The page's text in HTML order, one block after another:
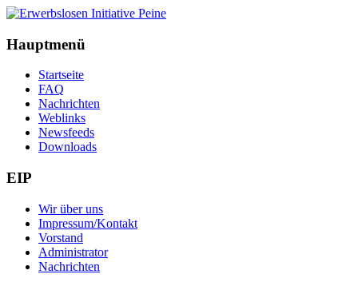
Hauptmenü
Startseite
FAQ
Nachrichten
Weblinks
Newsfeeds
Downloads
EIP
Wir über uns
Impressum/Kontakt
Vorstand
Administrator
Nachrichten